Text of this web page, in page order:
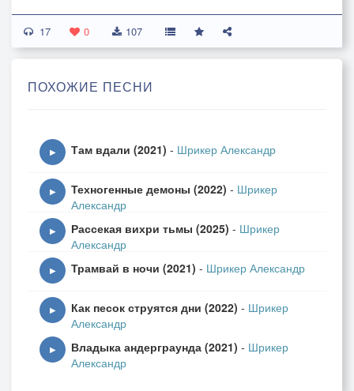
С рождения все вносятся в списки
И следуют схеме, которую дают
Проторена дорога шаблонной жизни
дополнительный доход, ага
Первобытное сознание требует еды, требует
воды, хэй!!!
О, блаженный нонконформизм
О, блаженный нонконформизм
Оу, блаженный нонконформизм
СМИ манипулирует нагло поведением
17 0 107
ПОХОЖИЕ ПЕСНИ
▶ Там вдали (2021) - Шрикер Александр
▶ Техногенные демоны (2022) - Шрикер
Александр
▶ Рассекая вихри тьмы (2025) - Шрикер
Александр
▶ Трамвай в ночи (2021) - Шрикер Александр
▶ Как песок струятся дни (2022) - Шрикер
Александр
▶ Владыка андерграунда (2021) - Шрикер
Александр